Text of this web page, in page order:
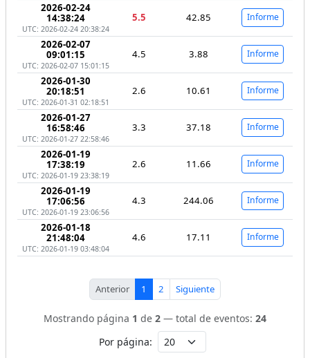
2026-02-24
14:38:24
UTC: 2026-02-24 20:38:24
5.5 42.85 Informe
2026-02-07
09:01:15
UTC: 2026-02-07 15:01:15
4.5 3.88 Informe
2026-01-30
20:18:51
UTC: 2026-01-31 02:18:51
2.6 10.61 Informe
2026-01-27
16:58:46
UTC: 2026-01-27 22:58:46
3.3 37.18 Informe
2026-01-19
17:38:19
UTC: 2026-01-19 23:38:19
2.6 11.66 Informe
2026-01-19
17:06:56
UTC: 2026-01-19 23:06:56
4.3 244.06 Informe
2026-01-18
21:48:04
UTC: 2026-01-19 03:48:04
4.6 17.11 Informe
Anterior 1 2 Siguiente
Mostrando página 1 de 2 — total de eventos: 24
Por página: